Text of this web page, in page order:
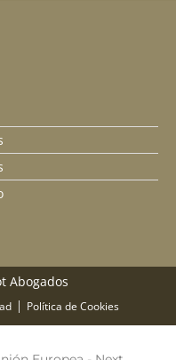
Abogados
Política de Cookies